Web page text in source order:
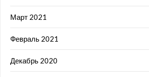
Март 2021
Февраль 2021
Декабрь 2020